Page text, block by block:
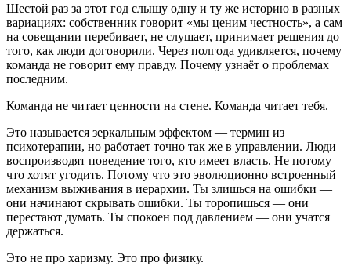
Шестой раз за этот год слышу одну и ту же историю в разных
вариациях: собственник говорит «мы ценим честность», а сам
на совещании перебивает, не слушает, принимает решения до
того, как люди договорили. Через полгода удивляется, почему
команда не говорит ему правду. Почему узнаёт о проблемах
последним.
Команда не читает ценности на стене. Команда читает тебя.
Это называется зеркальным эффектом — термин из
психотерапии, но работает точно так же в управлении. Люди
воспроизводят поведение того, кто имеет власть. Не потому
что хотят угодить. Потому что это эволюционно встроенный
механизм выживания в иерархии. Ты злишься на ошибки —
они начинают скрывать ошибки. Ты торопишься — они
перестают думать. Ты спокоен под давлением — они учатся
держаться.
Это не про харизму. Это про физику.